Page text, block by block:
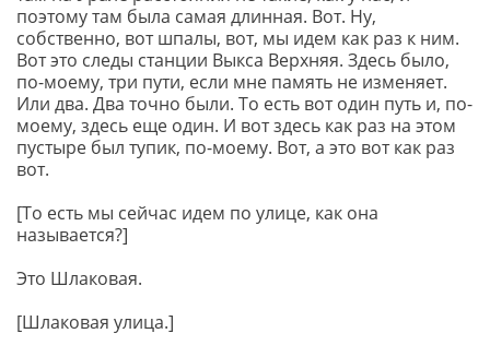
поэтому там была самая длинная. Вот. Ну,
собственно, вот шпалы, вот, мы идем как раз к ним.
Вот это следы станции Выкса Верхняя. Здесь было,
по-моему, три пути, если мне память не изменяет.
Или два. Два точно были. То есть вот один путь и, по-
моему, здесь еще один. И вот здесь как раз на этом
пустыре был тупик, по-моему. Вот, а это вот как раз
вот.
[То есть мы сейчас идем по улице, как она
называется?]
Это Шлаковая.
[Шлаковая улица.]